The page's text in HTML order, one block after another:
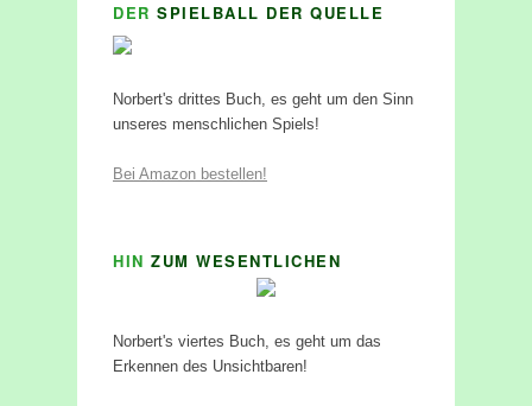
DER SPIELBALL DER QUELLE
Norbert's drittes Buch, es geht um den Sinn
unseres menschlichen Spiels!
Bei Amazon bestellen!
HIN ZUM WESENTLICHEN
Norbert's viertes Buch, es geht um das
Erkennen des Unsichtbaren!